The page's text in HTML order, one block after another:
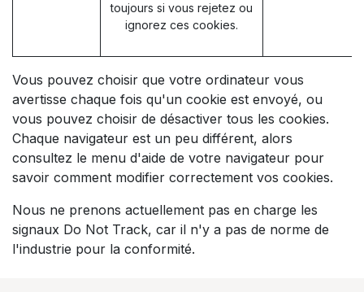
toujours si vous rejetez ou
ignorez ces cookies.
Vous pouvez choisir que votre ordinateur vous
avertisse chaque fois qu'un cookie est envoyé, ou
vous pouvez choisir de désactiver tous les cookies.
Chaque navigateur est un peu différent, alors
consultez le menu d'aide de votre navigateur pour
savoir comment modifier correctement vos cookies.
Nous ne prenons actuellement pas en charge les
signaux Do Not Track, car il n'y a pas de norme de
l'industrie pour la conformité.